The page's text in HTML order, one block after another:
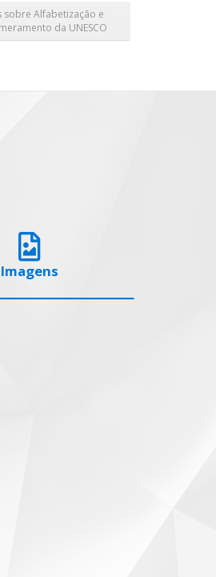
sobre Alfabetização e
da UNESCO
Imagens